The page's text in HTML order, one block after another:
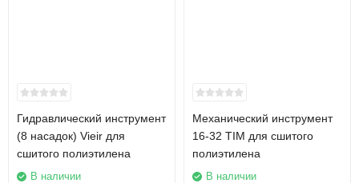
Гидравлический инструмент
(8 насадок) Vieir для
сшитого полиэтилена
В наличии
Механический инструмент
16-32 TIM для сшитого
полиэтилена
В наличии